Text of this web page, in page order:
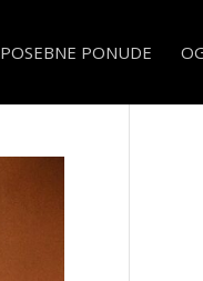
POSEBNE PONUDE